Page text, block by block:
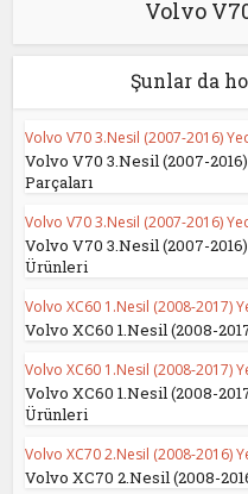
Volvo
Şunlar da
Volvo V70 3.Nesil (2007-2016)
Volvo V70 3.Nesil (2007-
Parçaları
Volvo V70 3.Nesil (2007-2016)
Volvo V70 3.Nesil (2007-
Ürünleri
Volvo XC60 1.Nesil (2008-2017)
Volvo XC60 1.Nesil (2008-
Volvo XC60 1.Nesil (2008-2017)
Volvo XC60 1.Nesil (2008-
Ürünleri
Volvo XC70 2.Nesil (2008-2016)
Volvo XC70 2.Nesil (2008-